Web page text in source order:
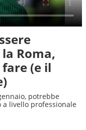
Roma,
(e il
potrebbe
livello professionale